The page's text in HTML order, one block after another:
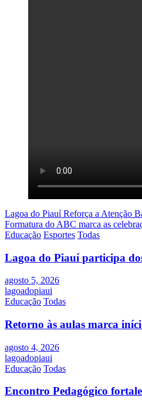
Navegação
de
Lagoa do Piauí Reforça a Atenção
Formatura do ABC marca as
Educação Esportes Todas
Lagoa do Piauí participa
agosto 5, 2026
lagoadopiaui
Educação Todas
Retorno às aulas marca
agosto 4, 2026
lagoadopiaui
Educação Todas
Encontro Pedagógico